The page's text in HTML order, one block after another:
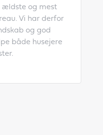
ældste og mest
Vi har derfor
og god
både husejere